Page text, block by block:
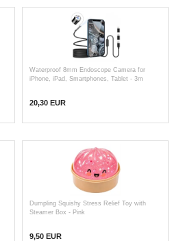
Waterproof 8mm Endoscope Camera for
iPhone, iPad, Smartphones, Tablet - 3m
20,30 EUR
Dumpling Squishy Stress Relief Toy with
Steamer Box - Pink
9,50 EUR